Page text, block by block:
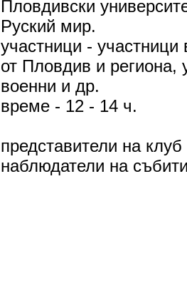
Пловдивски
Руский мир.
участници -
от Пловдив и региона,
военни и др.
време - 12 - 14 ч.
представители на
наблюдатели на